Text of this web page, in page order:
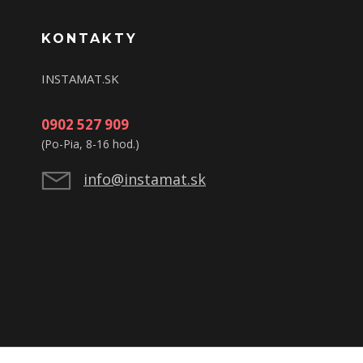
KONTAKTY
INSTAMAT.SK
0902 527 909
(Po-Pia, 8-16 hod.)
info@instamat.sk